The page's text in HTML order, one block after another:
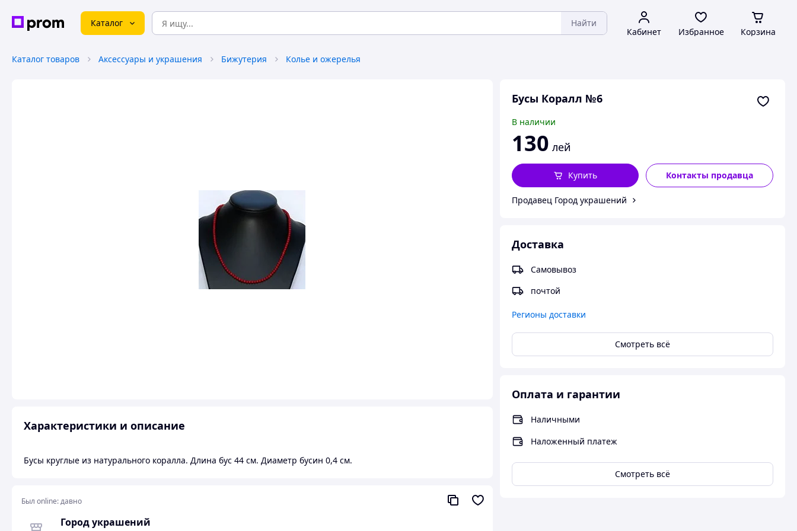
Каталог Найти
Кабинет Избранное Корзина
Каталог товаров Аксессуары и украшения Бижутерия Колье и ожерелья
Бусы Коралл №6
В наличии
130 лей
Контакты продавца
Купить
Продавец Город украшений
Доставка
Самовывоз
почтой
Регионы доставки
Смотреть всё
Оплата и гарантии
Наличными
Наложенный платеж
Смотреть всё
Характеристики и описание
Бусы круглые из натурального коралла. Длина бус 44 см. Диаметр бусин 0,4 см.
Был online:давно
Город украшений